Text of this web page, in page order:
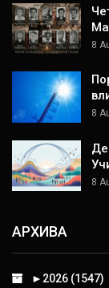
8
8
8
АРХИВА
► 2026 (1547)